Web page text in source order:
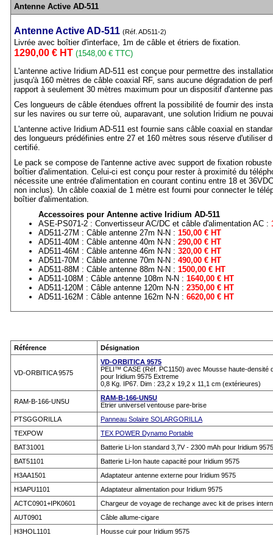
Antenne Active AD-511
Antenne Active AD-511 (Réf. AD511-2)
Livrée avec boîtier d'interface, 1m de câble et étriers de fixation.
1290,00 € HT (1548,00 € TTC)
L'antenne active Iridium AD-511 est conçue pour permettre des
jusqu'à 160 mètres de câble coaxial RF, sans aucune dégradation de
rapport à seulement 30 mètres maximum pour un dispositif d'antenne
Ces longueurs de câble étendues offrent la possibilité de fournir des
sur les navires ou sur terre où, auparavant, une solution Iridium ne
L'antenne active Iridium AD-511 est fournie sans câble coaxial en
des longueurs prédéfinies entre 27 et 160 mètres sous réserve d'utiliser
certifié.
Le pack se compose de l'antenne active avec support de fixation
boîtier d'alimentation. Celui-ci est conçu pour rester à proximité du
nécessite une entrée d'alimentation en courant continu entre 18 et
non inclus). Un câble coaxial de 1 mètre est fourni pour connecter le
boîtier d'alimentation.
Accessoires pour Antenne active Iridium AD-511
ASE-PS071-2 : Convertisseur AC/DC et câble d'alimentation AC :
AD511-27M : Câble antenne 27m N-N : 150,00 € HT
AD511-40M : Câble antenne 40m N-N : 290,00 € HT
AD511-46M : Câble antenne 46m N-N : 320,00 € HT
AD511-70M : Câble antenne 70m N-N : 490,00 € HT
AD511-88M : Câble antenne 88m N-N : 1500,00 € HT
AD511-108M : Câble antenne 108m N-N : 1640,00 € HT
AD511-120M : Câble antenne 120m N-N : 2350,00 € HT
AD511-162M : Câble antenne 162m N-N : 6620,00 € HT
Référence Désignation
VD-ORBITICA 9575
VD-ORBITICA 9575
PELI™ CASE (Réf. PC1150) avec Mousse haute-densité
pour Iridium 9575 Extreme
0,8 Kg. IP67. Dim : 23,2 x 19,2 x 11,1 cm (extérieures)
RAM-B-166-UN5U
RAM-B-166-UN5U
Etrier universel ventouse pare-brise
PTSGGORILLA
Panneau Solaire SOLARGORILLA
TEXPOW
TEX POWER Dynamo Portable
BAT31001
Batterie Li-Ion standard 3,7V - 2300 mAh pour Iridium 9575
BAT51101
Batterie Li-Ion haute capacité pour Iridium 9575
H3AA1501
Adaptateur antenne externe pour Iridium 9575
H3APU1101
Adaptateur alimentation pour Iridium 9575
ACTC0901+IPK0601
Chargeur de voyage de rechange avec kit de prises
AUT0901
Câble allume-cigare
H3HOL1101
Housse cuir pour Iridium 9575